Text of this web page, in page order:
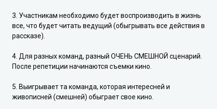
3. Участникам необходимо будет воспроизводить в жизнь
все, что будет читать ведущий (обыгрывать все действия в
рассказе).
4. Для разных команд, разный ОЧЕНЬ СМЕШНОЙ сценарий.
После репетиции начинаются съемки кино.
5. Выигрывает та команда, которая интересней и
живописней (смешней) обыграет свое кино.